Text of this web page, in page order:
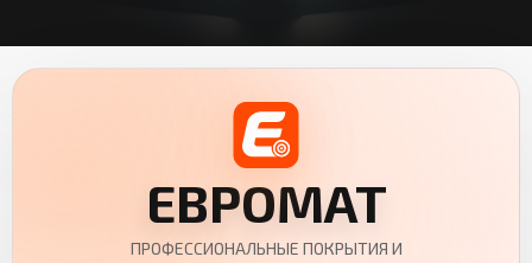
ЕВРОМАТ
ПРОФЕССИОНАЛЬНЫЕ ПОКРЫТИЯ И